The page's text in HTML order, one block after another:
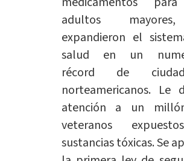
adultos
expandieron el
salud en un
récord de
norteamericanos. Le
atención a un
veteranos
sustancias tóxicas. Se